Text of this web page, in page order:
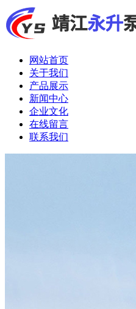
网站首页
关于我们
产品展示
新闻中心
企业文化
在线留言
联系我们